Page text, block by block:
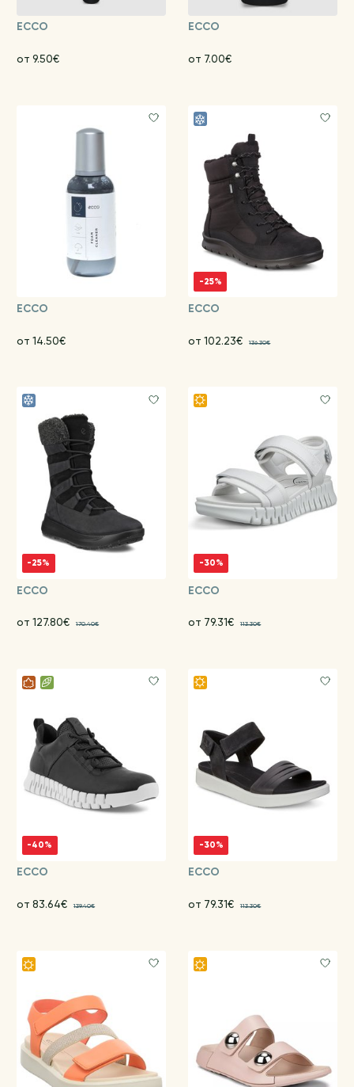
ECCO
от 9.50€
ECCO
от 7.00€
ECCO
от 14.50€
-25%
ECCO
от 102.23€ 136.30€
-25%
ECCO
от 127.80€ 170.40€
-30%
ECCO
от 79.31€ 113.30€
-40%
ECCO
от 83.64€ 139.40€
-30%
ECCO
от 79.31€ 113.30€